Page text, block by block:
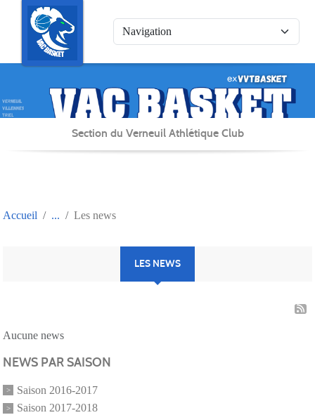
Section du Verneuil Athlétique Club
Accueil Les news
LES NEWS
Aucune news
NEWS PAR SAISON
Saison 2016-2017
Saison 2017-2018
Panneau de gestion des cookies